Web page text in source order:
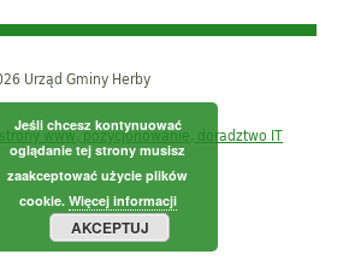
Urząd Gminy Herby
Jeśli chcesz kontynuować
oglądanie tej strony musisz
zaakceptować użycie plików
cookie. Więcej informacji
AKCEPTUJ